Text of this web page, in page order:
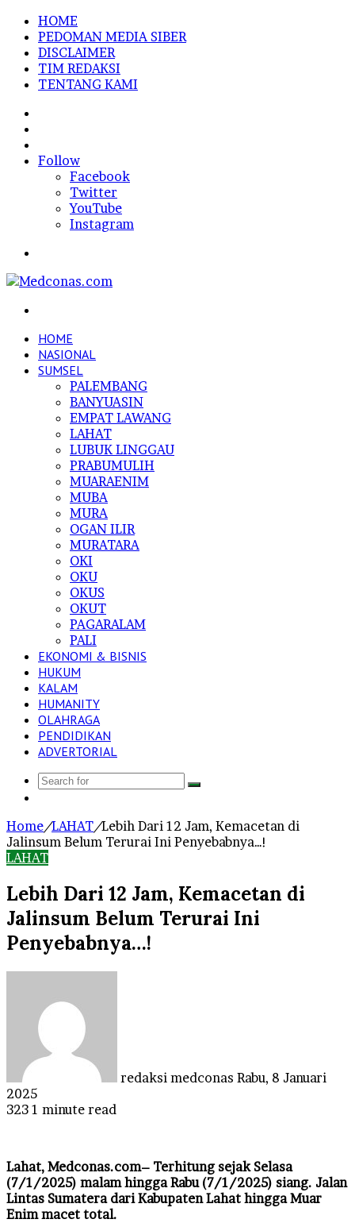
HOME
PEDOMAN MEDIA SIBER
DISCLAIMER
TIM REDAKSI
TENTANG KAMI
In
Follow
Facebook
Twitter
YouTube
Instagram
HOME
NASIONAL
SUMSEL
PALEMBANG
BANYUASIN
EMPAT LAWANG
LAHAT
LUBUK LINGGAU
PRABUMULIH
MUARAENIM
MUBA
MURA
OGAN ILIR
MURATARA
OKI
OKU
OKUS
OKUT
PAGARALAM
PALI
EKONOMI & BISNIS
HUKUM
KALAM
HUMANITY
OLAHRAGA
PENDIDIKAN
ADVERTORIAL
Search
Home/LAHAT/Lebih Dari 12 Jam, Kemacetan di
Jalinsum Belum Terurai Ini Penyebabnya…!
LAHAT
Lebih Dari 12 Jam, Kemacetan di
Jalinsum Belum Terurai Ini
Penyebabnya…!
redaksi medconas Rabu, 8 Januari
2025
323 1 minute read
Lahat, Medconas.com– Terhitung sejak Selasa
(7/1/2025) malam hingga Rabu (7/1/2025) siang. Jalan
Lintas Sumatera dari Kabupaten Lahat hingga Muar
Enim macet total.